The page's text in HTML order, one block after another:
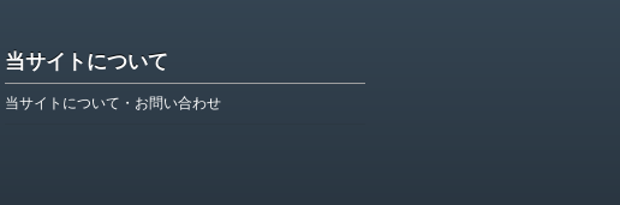
当サイトについて
当サイトについて・お問い合わせ